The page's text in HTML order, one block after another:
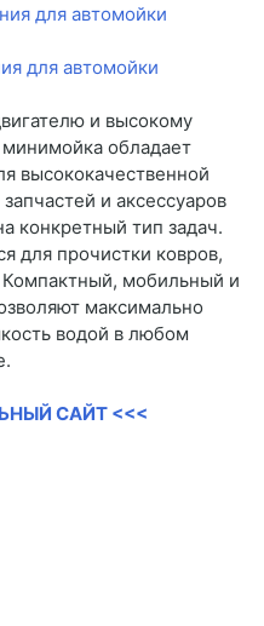
для автомойки
и высокому
обладает
высококачественной
и аксессуаров
конкретный тип задач.
для прочистки ковров,
мобильный и
максимально
водой в любом
САЙТ <<<